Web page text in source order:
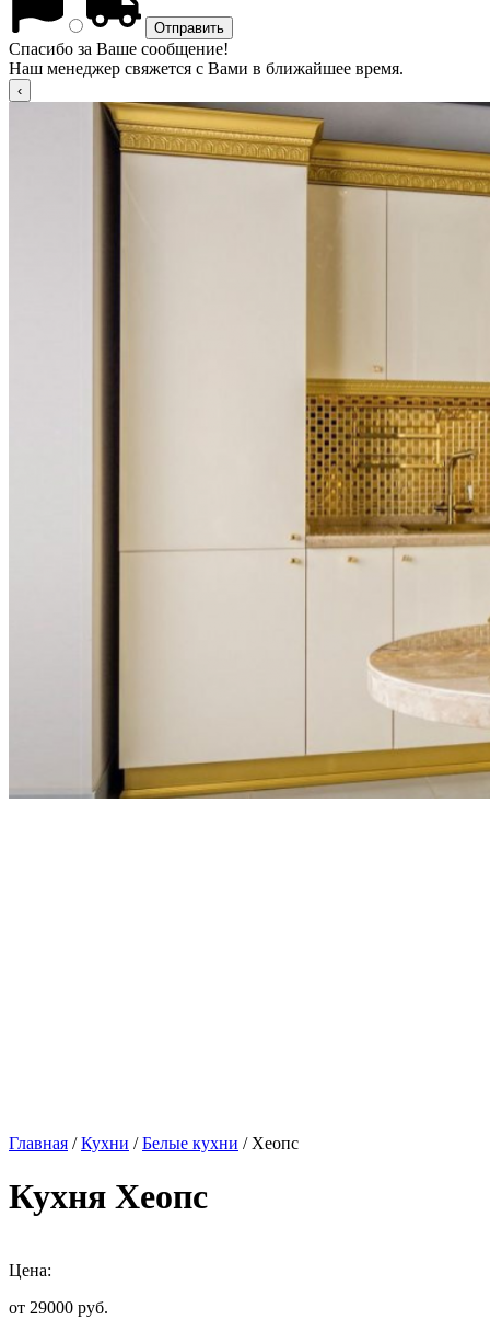
Спасибо за Ваше сообщение!
Наш менеджер свяжется с Вами в ближайшее время.
Главная /Кухни /Белые кухни / Хеопс
Кухня Хеопс
Цена:
от 29000 руб.